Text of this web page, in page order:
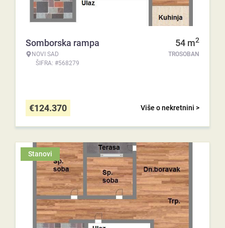
Somborska rampa
NOVI SAD
ŠIFRA: #568279
54 m2
TROSOBAN
Više o nekretnini >
€124.370
Stanovi